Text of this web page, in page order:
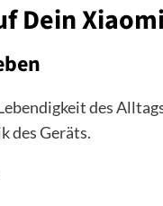
Dein
des
des Geräts.